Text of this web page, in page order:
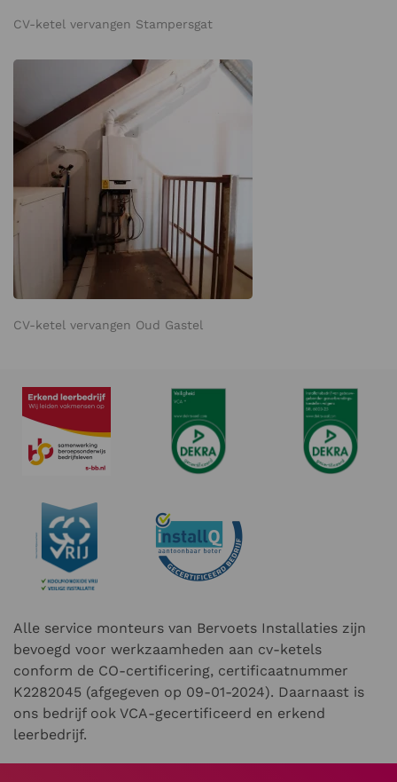
CV-ketel vervangen Stampersgat
CV-ketel vervangen Oud Gastel
Alle service monteurs van Bervoets Installaties zijn
bevoegd voor werkzaamheden aan cv-ketels
conform de CO-certificering, certificaatnummer
K2282045 (afgegeven op 09-01-2024). Daarnaast is
ons bedrijf ook VCA-gecertificeerd en erkend
leerbedrijf.